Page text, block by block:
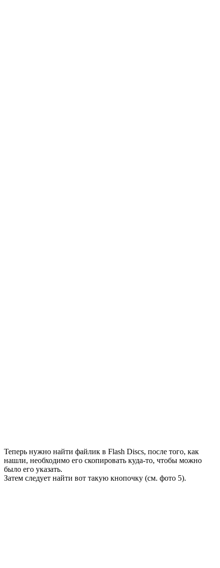
Теперь нужно найти файлик в Flash Discs, после того, как
нашли, необходимо его скопировать куда-то, чтобы можно
было его указать.
Затем следует найти вот такую кнопочку (см. фото 5).